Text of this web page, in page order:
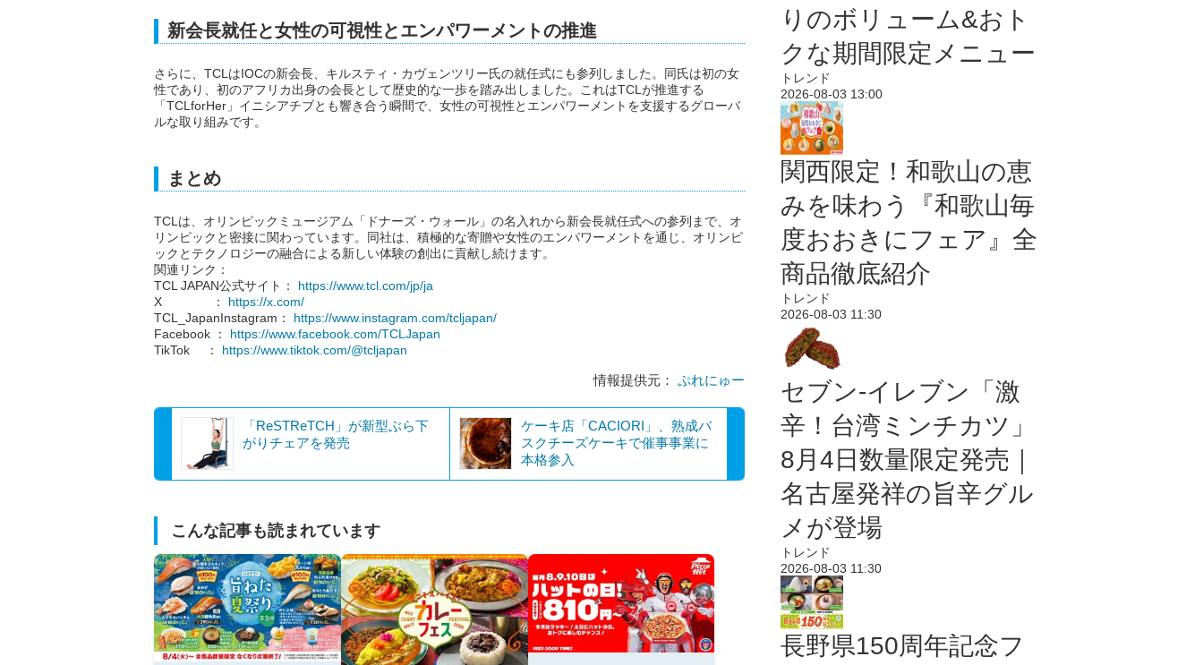
新会長就任と女性の可視性とエンパワーメントの推進
さらに、TCLはIOCの新会長、キルスティ・カヴェンツリー氏の就任式にも参列しました。同氏は初の女
性であり、初のアフリカ出身の会長として歴史的な一歩を踏み出しました。これはTCLが推進する
「TCLforHer」イニシアチブとも響き合う瞬間で、女性の可視性とエンパワーメントを支援するグローバ
ルな取り組みです。
まとめ
TCLは、オリンピックミュージアム「ドナーズ・ウォール」の名入れから新会長就任式への参列まで、オ
リンピックと密接に関わっています。同社は、積極的な寄贈や女性のエンパワーメントを通じ、オリンピ
ックとテクノロジーの融合による新しい体験の創出に貢献し続けます。
関連リンク：
TCL JAPAN公式サイト： https://www.tcl.com/jp/ja
X ： https://x.com/
TCL_JapanInstagram： https://www.instagram.com/tcljapan/
Facebook ： https://www.facebook.com/TCLJapan
TikTok ： https://www.tiktok.com/@tcljapan
情報提供元： ぷれにゅー
「ReSTReTCH」が新型ぶら下
がりチェアを発売
ケーキ店「CACIORI」、熟成バ
スクチーズケーキで催事事業に
本格参入
こんな記事も読まれています
りのボリューム&おト
クな期間限定メニュー
トレンド
2026-08-03 13:00
関西限定！和歌山の恵
みを味わう『和歌山毎
度おおきにフェア』全
商品徹底紹介
トレンド
2026-08-03 11:30
セブン-イレブン「激
辛！台湾ミンチカツ」
8月4日数量限定発売｜
名古屋発祥の旨辛グル
メが登場
トレンド
2026-08-03 11:30
長野県150周年記念フ